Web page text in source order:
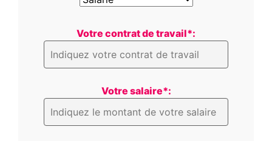
Votre contrat de travail*:
Votre salaire*: